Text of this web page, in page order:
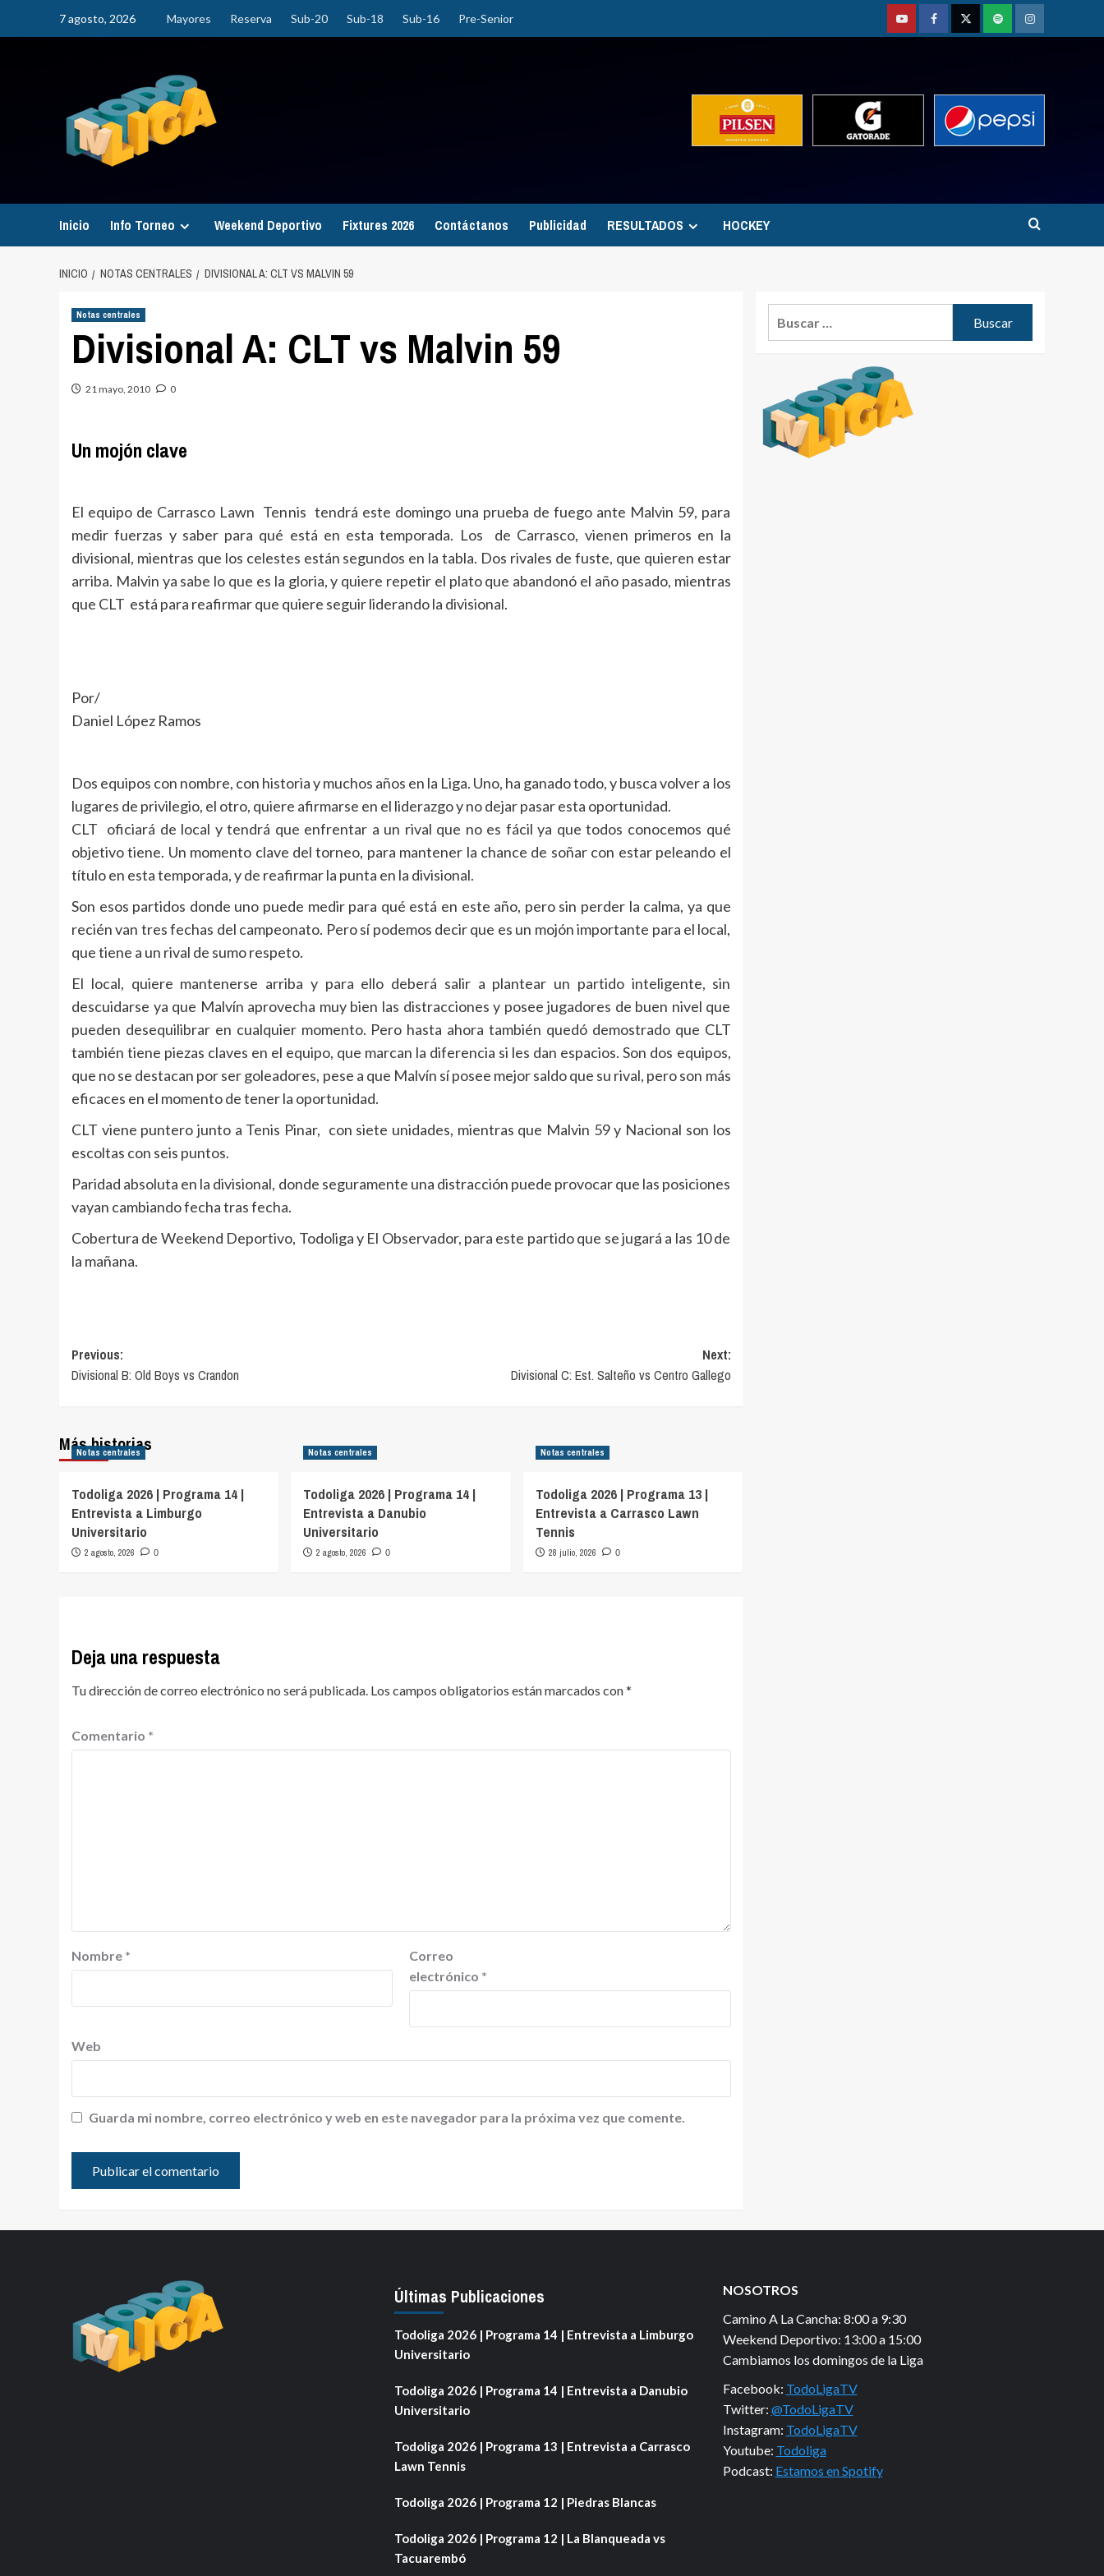
7 agosto, 2026 Mayores Reserva Sub-20 Sub-18 Sub-16 Pre-Senior
YoutubeFacebookTwitterPodcastInstagram
Inicio Info Torneo Weekend Deportivo Fixtures 2026 Contáctanos Publicidad RESULTADOS HOCKEY
INICIO NOTAS CENTRALES DIVISIONAL A: CLT VS MALVIN 59
Notas centrales
Divisional A: CLT vs Malvin 59
21 mayo, 2010 0
Un mojón clave
El equipo de Carrasco Lawn Tennis tendrá este domingo una prueba de fuego ante Malvin 59, para
medir fuerzas y saber para qué está en esta temporada. Los de Carrasco, vienen primeros en la
divisional, mientras que los celestes están segundos en la tabla. Dos rivales de fuste, que quieren estar
arriba. Malvin ya sabe lo que es la gloria, y quiere repetir el plato que abandonó el año pasado, mientras
que CLT está para reafirmar que quiere seguir liderando la divisional.
Por/
Daniel López Ramos
Dos equipos con nombre, con historia y muchos años en la Liga. Uno, ha ganado todo, y busca volver a los
lugares de privilegio, el otro, quiere afirmarse en el liderazgo y no dejar pasar esta oportunidad.
CLT oficiará de local y tendrá que enfrentar a un rival que no es fácil ya que todos conocemos qué
objetivo tiene. Un momento clave del torneo, para mantener la chance de soñar con estar peleando el
título en esta temporada, y de reafirmar la punta en la divisional.
Son esos partidos donde uno puede medir para qué está en este año, pero sin perder la calma, ya que
recién van tres fechas del campeonato. Pero sí podemos decir que es un mojón importante para el local,
que tiene a un rival de sumo respeto.
El local, quiere mantenerse arriba y para ello deberá salir a plantear un partido inteligente, sin
descuidarse ya que Malvín aprovecha muy bien las distracciones y posee jugadores de buen nivel que
pueden desequilibrar en cualquier momento. Pero hasta ahora también quedó demostrado que CLT
también tiene piezas claves en el equipo, que marcan la diferencia si les dan espacios. Son dos equipos,
que no se destacan por ser goleadores, pese a que Malvín sí posee mejor saldo que su rival, pero son más
eficaces en el momento de tener la oportunidad.
CLT viene puntero junto a Tenis Pinar, con siete unidades, mientras que Malvin 59 y Nacional son los
escoltas con seis puntos.
Paridad absoluta en la divisional, donde seguramente una distracción puede provocar que las posiciones
vayan cambiando fecha tras fecha.
Cobertura de Weekend Deportivo, Todoliga y El Observador, para este partido que se jugará a las 10 de
la mañana.
Navegación
de
Previous:
Divisional B: Old Boys vs Crandon
Next:
Divisional C: Est. Salteño vs Centro Gallego
Más historias
Notas centrales
Todoliga 2026 | Programa 14 |
Entrevista a Limburgo
Universitario
2 agosto, 2026 0
Notas centrales
Todoliga 2026 | Programa 14 |
Entrevista a Danubio
Universitario
2 agosto, 2026 0
Notas centrales
Todoliga 2026 | Programa 13 |
Entrevista a Carrasco Lawn
Tennis
28 julio, 2026 0
Deja una respuesta
Tu dirección de correo electrónico no será publicada. Los campos obligatorios están marcados con*
Comentario *
Nombre *
Correo
electrónico *
Web
Guarda mi nombre, correo electrónico y web en este navegador para la próxima vez que comente.
Últimas Publicaciones
Todoliga 2026 | Programa 14 | Entrevista a Limburgo
Universitario
Todoliga 2026 | Programa 14 | Entrevista a Danubio
Universitario
Todoliga 2026 | Programa 13 | Entrevista a Carrasco
Lawn Tennis
Todoliga 2026 | Programa 12 | Piedras Blancas
Todoliga 2026 | Programa 12 | La Blanqueada vs
Tacuarembó
NOSOTROS
Camino A La Cancha: 8:00 a 9:30
Weekend Deportivo: 13:00 a 15:00
Cambiamos los domingos de la Liga
Facebook: TodoLigaTV
Twitter: @TodoLigaTV
Instagram: TodoLigaTV
Youtube: Todoliga
Podcast: Estamos en Spotify